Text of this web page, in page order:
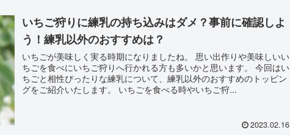
いちご狩りに練乳の持ち込みはダメ？事前に確認しよ
う！練乳以外のおすすめは？
いちごが美味しく実る時期になりましたね。 思い出作りや美味しいい
ちごを食べにいちご狩りへ行かれる方も多いかと思います。 今回はい
ちごと相性ぴったりな練乳について、練乳以外のおすすめのトッピン
グをご紹介いたします。 いちごを食べる時やいちご狩...
2023.02.16